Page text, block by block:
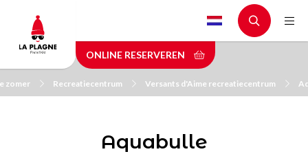
main
content
ONLINE RESERVEREN
zomer Recreatiecentrum Versants d'Aime recreatiecentrum
Aquabulle